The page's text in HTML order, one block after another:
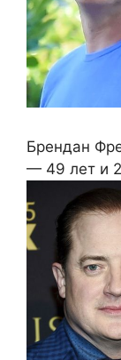
Брендан
— 49 лет и